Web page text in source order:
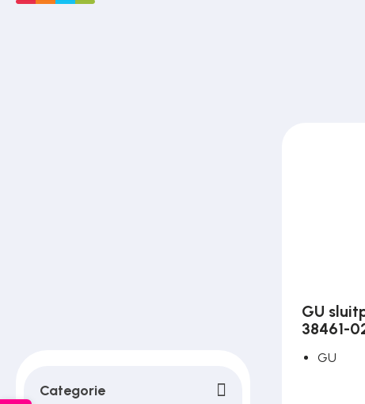
Toegangsverlening
Categorie
GU
38461-
GU